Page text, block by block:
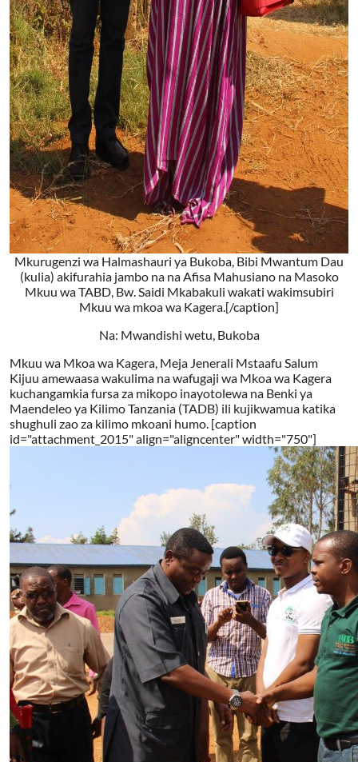
Mkurugenzi wa Halmashauri ya Bukoba, Bibi Mwantum Dau
(kulia) akifurahia jambo na na Afisa Mahusiano na Masoko
Mkuu wa TABD, Bw. Saidi Mkabakuli wakati wakimsubiri
Mkuu wa mkoa wa Kagera.[/caption]
Na: Mwandishi wetu, Bukoba
Mkuu wa Mkoa wa Kagera, Meja Jenerali Mstaafu Salum
Kijuu amewaasa wakulima na wafugaji wa Mkoa wa Kagera
kuchangamkia fursa za mikopo inayotolewa na Benki ya
Maendeleo ya Kilimo Tanzania (TADB) ili kujikwamua katika
shughuli zao za kilimo mkoani humo. [caption
id="attachment_2015" align="aligncenter" width="750"]